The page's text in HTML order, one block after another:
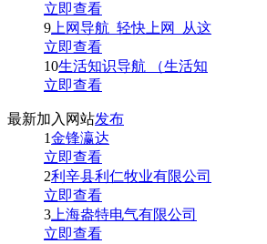
立即查看
9 上网导航_轻快上网_从这
立即查看
10生活知识导航 （生活知
立即查看
最新加入网站发布
1金锋瀛达
立即查看
2利辛县利仁牧业有限公司
立即查看
3 上海盎特电气有限公司
立即查看